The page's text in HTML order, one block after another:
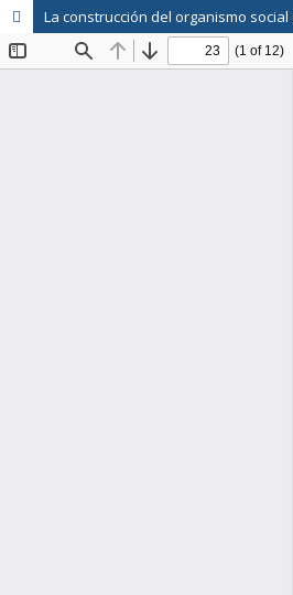
La construcción del organismo